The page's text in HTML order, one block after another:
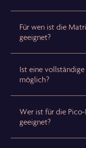
Für wen ist die
geeignet?
Ist eine
möglich?
Wer ist für die
geeignet?